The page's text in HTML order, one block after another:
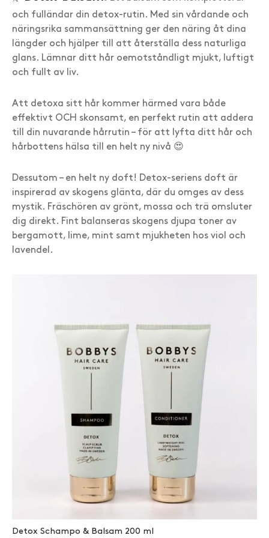
och fulländar din detox-rutin. Med sin vårdande och
näringsrika sammansättning ger den näring åt dina
längder och hjälper till att återställa dess naturliga
glans. Lämnar ditt hår oemotståndligt mjukt, luftigt
och fullt av liv.
Att detoxa sitt hår kommer härmed vara både
effektivt OCH skonsamt, en perfekt rutin att addera
till din nuvarande hårrutin – för att lyfta ditt hår och
hårbottens hälsa till en helt ny nivå 😍
Dessutom – en helt ny doft! Detox-seriens doft är
inspirerad av skogens glänta, där du omges av dess
mystik. Fräschören av grönt, mossa och trä omsluter
dig direkt. Fint balanseras skogens djupa toner av
bergamott, lime, mint samt mjukheten hos viol och
lavendel.
Detox Schampo & Balsam 200 ml